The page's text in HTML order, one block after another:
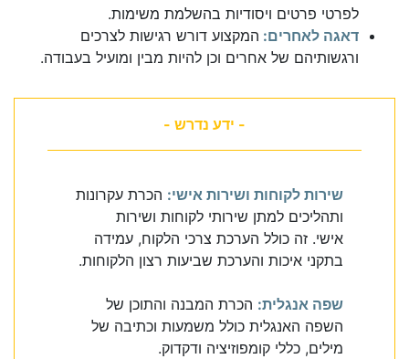
לפרטי פרטים ויסודיות בהשלמת משימות.
דאגה לאחרים: המקצוע דורש רגישות לצרכים
ורגשותיהם של אחרים וכן להיות מבין ומועיל בעבודה.
- ידע נדרש -
שירות לקוחות ושירות אישי: הכרת עקרונות
ותהליכים למתן שירותי לקוחות ושירות
אישי. זה כולל הערכת צרכי הלקוח, עמידה
בתקני איכות והערכת שביעות רצון הלקוחות.
שפה אנגלית: הכרת המבנה והתוכן של
השפה האנגלית כולל משמעות וכתיבה של
מילים, כללי קומפוזיציה ודקדוק.